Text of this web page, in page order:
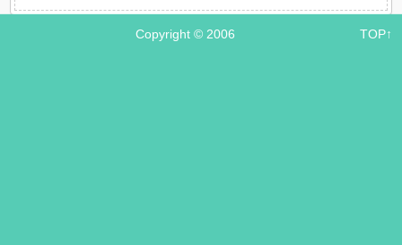
Copyright © 2006 TOP↑